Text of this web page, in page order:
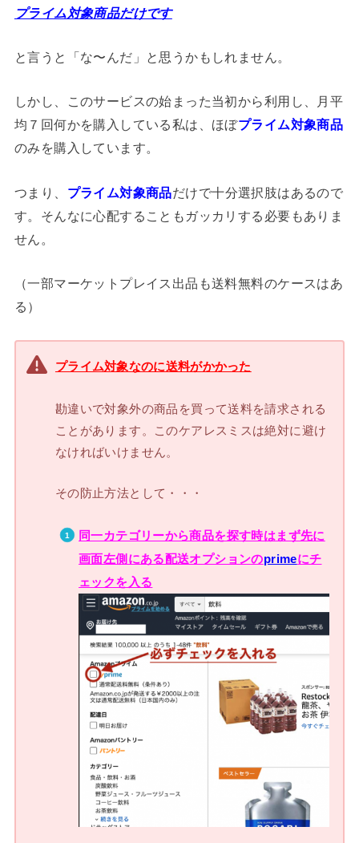
プライム対象商品だけです
と言うと「な〜んだ」と思うかもしれません。
しかし、このサービスの始まった当初から利用し、月平
均７回何かを購入している私は、ほぼプライム対象商品
のみを購入しています。
つまり、 プライム対象商品だけで十分選択肢はあるので
す。そんなに心配することもガッカリする必要もありま
せん。
（一部マーケットプレイス出品も送料無料のケースはあ
る）
プライム対象なのに送料がかかった
勘違いで対象外の商品を買って送料を請求される
ことがあります。このケアレスミスは絶対に避け
なければいけません。
その防止方法として・・・
同一カテゴリーから商品を探す時はまず先に
画面左側にある配送オプションのprimeにチ
ェックを入る